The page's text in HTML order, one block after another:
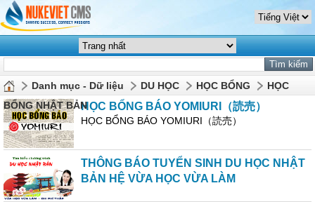
Danh mục - Dữ liệu DU HỌC HỌC BỔNG
HỌC
BỔNG NHẬT BẢNHỌC BỔNG BÁO YOMIURI（読売）
HỌC BỔNG BÁO YOMIURI（読売）
THÔNG BÁO TUYỂN SINH DU HỌC NHẬT
BẢN HỆ VỪA HỌC VỪA LÀM